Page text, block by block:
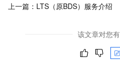
上一篇： LTS（原BDS）服务介绍
该文章对您